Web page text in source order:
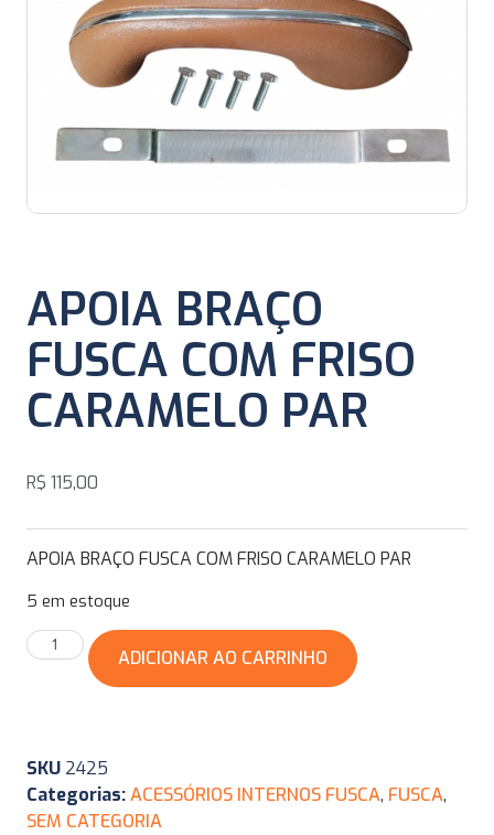
APOIA BRAÇO
FUSCA COM FRISO
CARAMELO PAR
R$ 115,00
APOIA BRAÇO FUSCA COM FRISO CARAMELO PAR
5 em estoque
ADICIONAR AO CARRINHO
SKU 2425
Categorias:ACESSÓRIOS INTERNOS FUSCA, FUSCA,
SEM CATEGORIA